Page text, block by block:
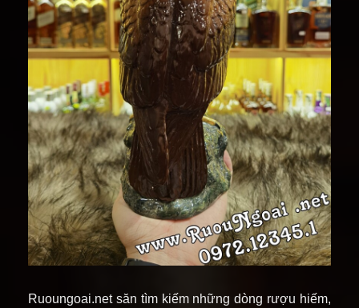
Ruoungoai.net săn tìm kiếm những dòng rượu hiếm,